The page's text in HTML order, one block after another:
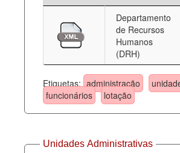
Departamento
de Recursos
Humanos
(DRH)
Etiquetas: administração
funcionários
lotação
Unidades Administrativas